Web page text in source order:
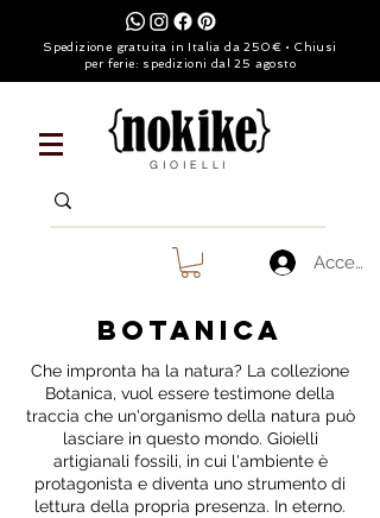
Spedizione gratuita in Italia da 250€ • Chiusi
per ferie: spedizioni dal 25 agosto
GIOIELLI
Accedi
botanica
Che impronta ha la natura? La collezione
Botanica, vuol essere testimone della
traccia che un'organismo della natura può
lasciare in questo mondo. Gioielli
artigianali fossili, in cui l'ambiente è
protagonista e diventa uno strumento di
lettura della propria presenza. In eterno.